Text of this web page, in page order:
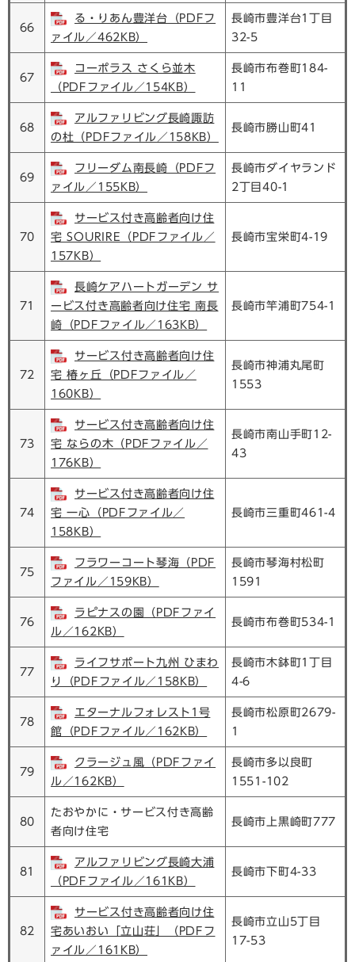
66
る・りあん豊洋台（PDFフ
ァイル／462KB）
長崎市豊洋台1丁目
32-5
67
コーポラス さくら並木
（PDFファイル／154KB）
長崎市布巻町184-
11
68
アルファリビング長崎諏訪
の杜（PDFファイル／158KB）
長崎市勝山町41
69
フリーダム南長崎（PDFフ
ァイル／155KB）
長崎市ダイヤランド
2丁目40-1
70
サービス付き高齢者向け住
宅 SOURIRE（PDFファイル／
157KB）
長崎市宝栄町4-19
71
長崎ケアハートガーデン サ
ービス付き高齢者向け住宅 南長
崎（PDFファイル／163KB）
長崎市竿浦町754-1
72
サービス付き高齢者向け住
宅 椿ヶ丘（PDFファイル／
160KB）
長崎市神浦丸尾町
1553
73
サービス付き高齢者向け住
宅 ならの木（PDFファイル／
176KB）
長崎市南山手町12-
43
74
サービス付き高齢者向け住
宅 一心（PDFファイル／
158KB）
長崎市三重町461-4
75
フラワーコート琴海（PDF
ファイル／159KB）
長崎市琴海村松町
1591
76
ラピナスの園（PDFファイ
ル／162KB）
長崎市布巻町534-1
77
ライフサポート九州 ひまわ
り（PDFファイル／158KB）
長崎市木鉢町1丁目
4-6
78
エターナルフォレスト1号
館（PDFファイル／162KB）
長崎市松原町2679-
1
79
クラージュ風（PDFファイ
ル／162KB）
長崎市多以良町
1551-102
80
たおやかに・サービス付き高齢
者向け住宅
長崎市上黒崎町777
81
アルファリビング長崎大浦
（PDFファイル／161KB）
長崎市下町4-33
82
サービス付き高齢者向け住
宅あいおい「立山荘」（PDFフ
ァイル／161KB）
長崎市立山5丁目
17-53